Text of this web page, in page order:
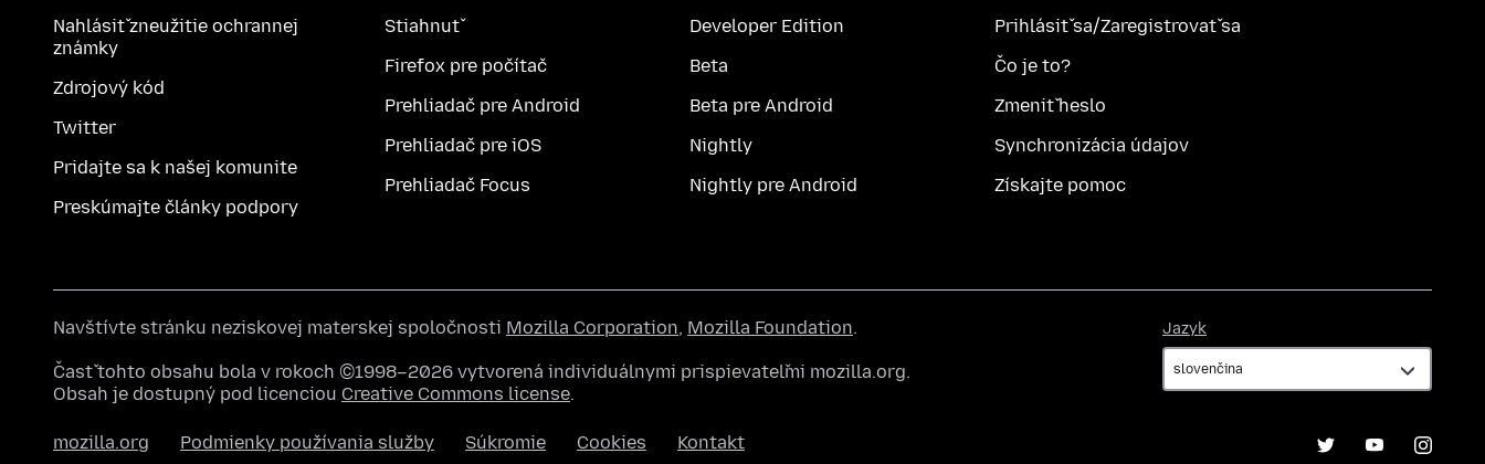
Nahlásiť zneužitie ochrannej
známky
Zdrojový kód
Twitter
Pridajte sa k našej komunite
Preskúmajte články podpory
Stiahnuť
Firefox pre počítač
Prehliadač pre Android
Prehliadač pre iOS
Prehliadač Focus
Developer Edition
Beta
Beta pre Android
Nightly
Nightly pre Android
Prihlásiť sa/Zaregistrovať sa
Čo je to?
Zmeniť heslo
Synchronizácia údajov
Získajte pomoc
Jazyk
Navštívte stránku neziskovej materskej spoločnosti Mozilla Corporation, Mozilla Foundation.
Časť tohto obsahu bola v rokoch ©1998–2026 vytvorená individuálnymi prispievateľmi mozilla.org.
Obsah je dostupný pod licenciou Creative Commons license.
mozilla.org Podmienky používania služby Súkromie Cookies Kontakt